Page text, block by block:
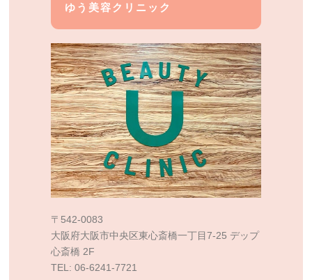
ゆう美容クリニック
〒542-0083
大阪府大阪市中央区東心斎橋一丁目7-25 デップ
心斎橋 2F
TEL: 06-6241-7721